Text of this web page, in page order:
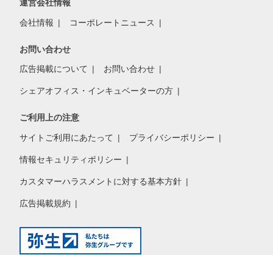
運営会社情報
会社情報 コーポレートニュース
お問い合わせ
広告掲載について お問い合わせ
シェアオフィス・インキュベーターの方
ご利用上の注意
サイトご利用にあたって プライバシーポリシー
情報セキュリティポリシー
カスタマーハラスメントに対する基本方針
広告掲載規約